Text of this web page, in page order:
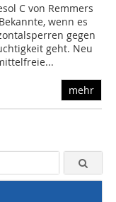
C von Remmers
wenn es
gegen
geht. Neu
mehr